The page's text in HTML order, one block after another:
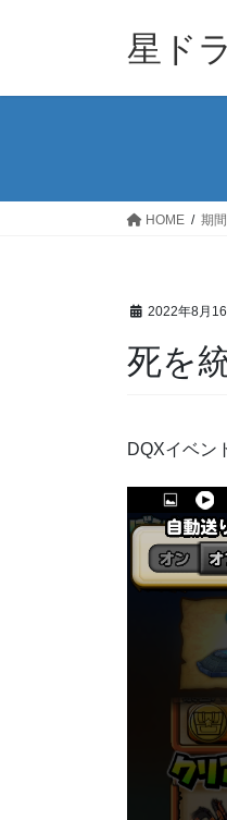
星ド
HOME 期
2022年8月16
死を
DQXイベン